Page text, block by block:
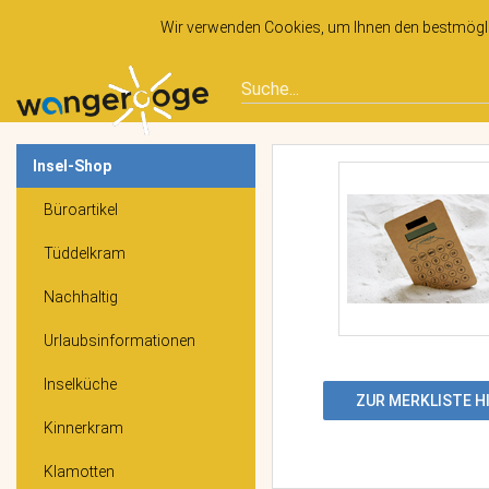
Wir verwenden Cookies, um Ihnen den
Insel-Shop
Büroartikel
Tüddelkram
Nachhaltig
Urlaubsinformationen
Inselküche
Kinnerkram
Klamotten
ZUR MERKLISTE